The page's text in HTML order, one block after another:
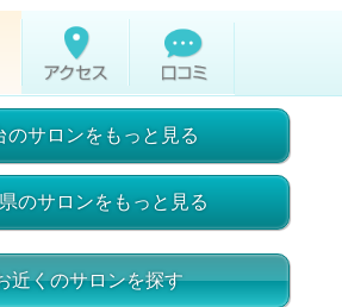
のサロンをもっと見る
のサロンをもっと見る
近くのサロンを探す